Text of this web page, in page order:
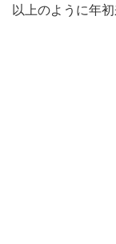
以上のように年